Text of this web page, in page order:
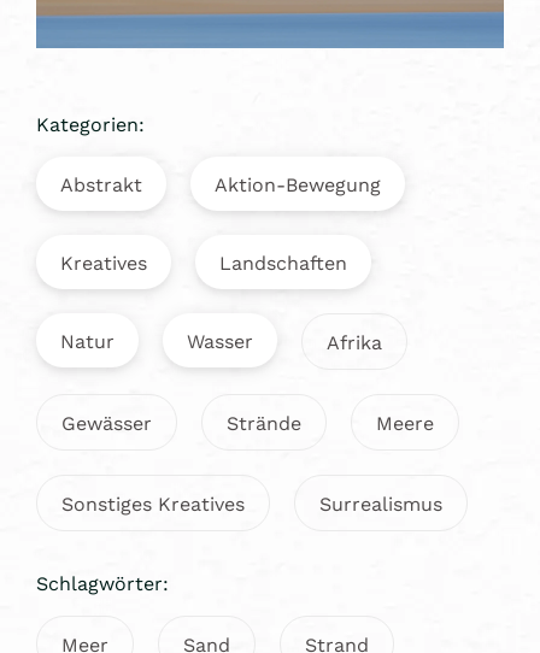
Kategorien:
Abstrakt Aktion-Bewegung
Kreatives Landschaften
Natur Wasser Afrika
Gewässer Strände Meere
Sonstiges Kreatives Surrealismus
Schlagwörter:
Meer Sand Strand